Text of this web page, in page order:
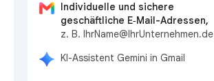
Individuelle und sichere
geschäftliche E‑Mail-Adressen,
z. B. IhrName@IhrUnternehmen.de
KI-Assistent Gemini in Gmail